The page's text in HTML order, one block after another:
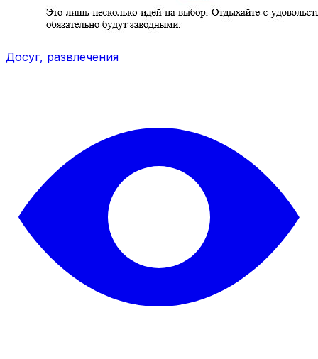
Досуг, развлечения